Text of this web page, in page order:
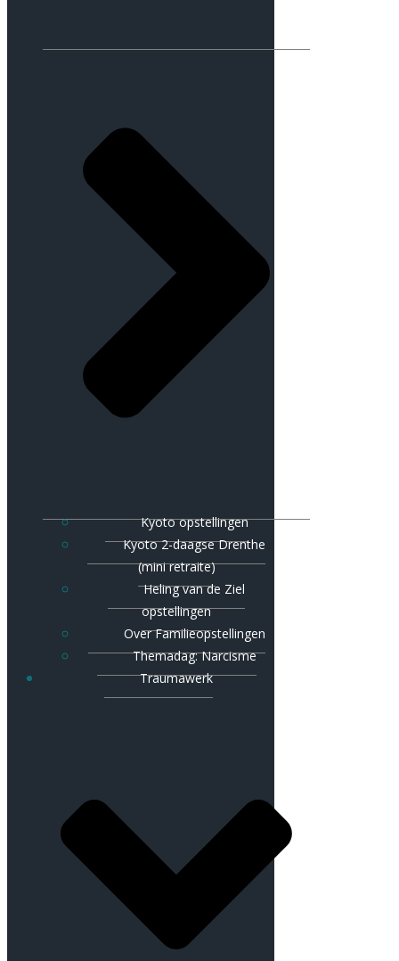
Kyoto opstellingen
Kyoto 2-daagse Drenthe
(mini retraite)
Heling van de Ziel
opstellingen
Over Familieopstellingen
Themadag: Narcisme
Traumawerk